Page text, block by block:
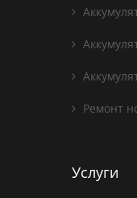
Ремонт
Услуги